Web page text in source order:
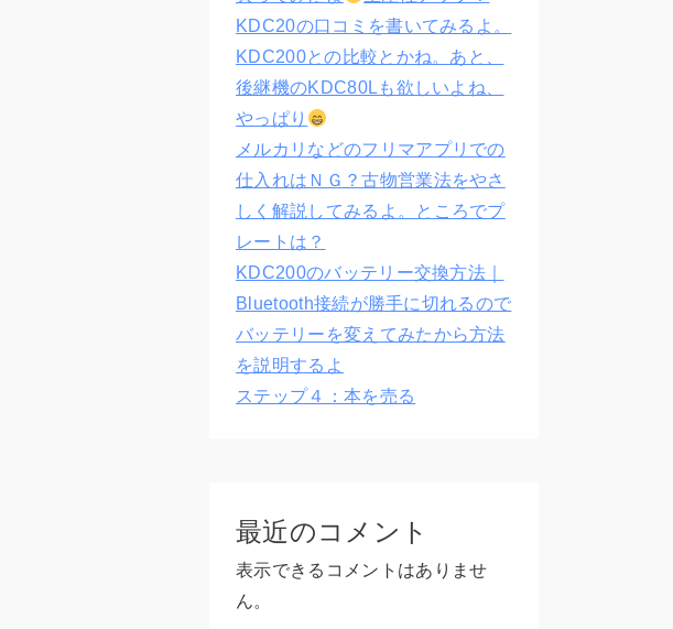
KDC20の口コミを書いてみるよ。
KDC200との比較とかね。あと、
後継機のKDC80Lも欲しいよね、
やっぱり
メルカリなどのフリマアプリでの
仕入れはＮＧ？古物営業法をやさ
しく解説してみるよ。ところでプ
レートは？
KDC200のバッテリー交換方法｜
Bluetooth接続が勝手に切れるので
バッテリーを変えてみたから方法
を説明するよ
ステップ４：本を売る
最近のコメント
表示できるコメントはありませ
ん。